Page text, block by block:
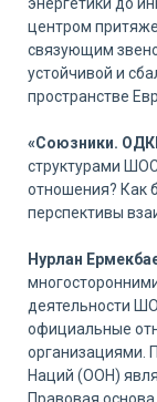
центром
связующим
устойчивой и
пространстве
«Союзники.
структурами
отношения? Как
перспективы
Нурлан
деятельности
официальные
организациями.
Наций (ООН)